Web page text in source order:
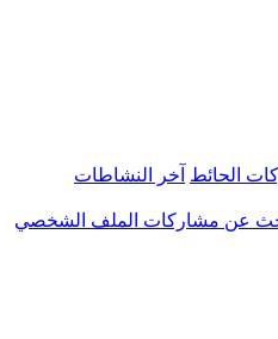
الحائط آخر النشاطات
عن مشاركات الملف الشخصي